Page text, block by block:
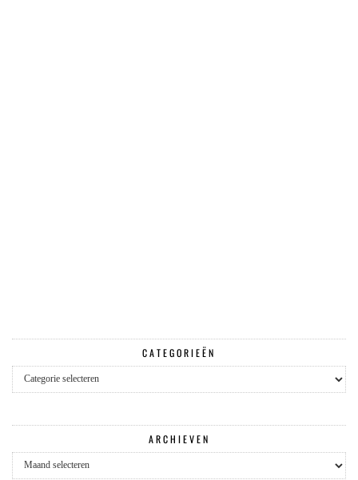
CATEGORIEËN
Categorieën
ARCHIEVEN
Archieven